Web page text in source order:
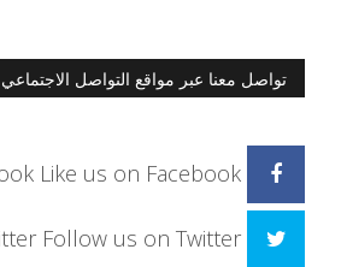
تواصل معنا عبر مواقع التواصل الاجتماعي
Like us on Facebook
Follow us on Twitter